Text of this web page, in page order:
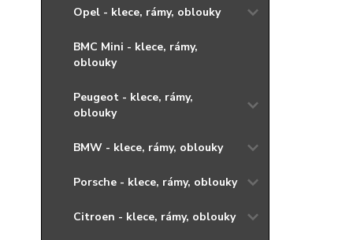
Opel - klece, rámy, oblouky
BMC Mini - klece, rámy,
oblouky
Peugeot - klece, rámy,
oblouky
BMW - klece, rámy, oblouky
Porsche - klece, rámy, oblouky
Citroen - klece, rámy, oblouky